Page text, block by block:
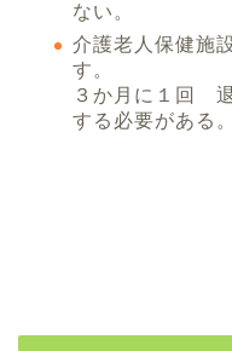
ない。
介護老人保健施
す。
３か月に１回
する必要がある。